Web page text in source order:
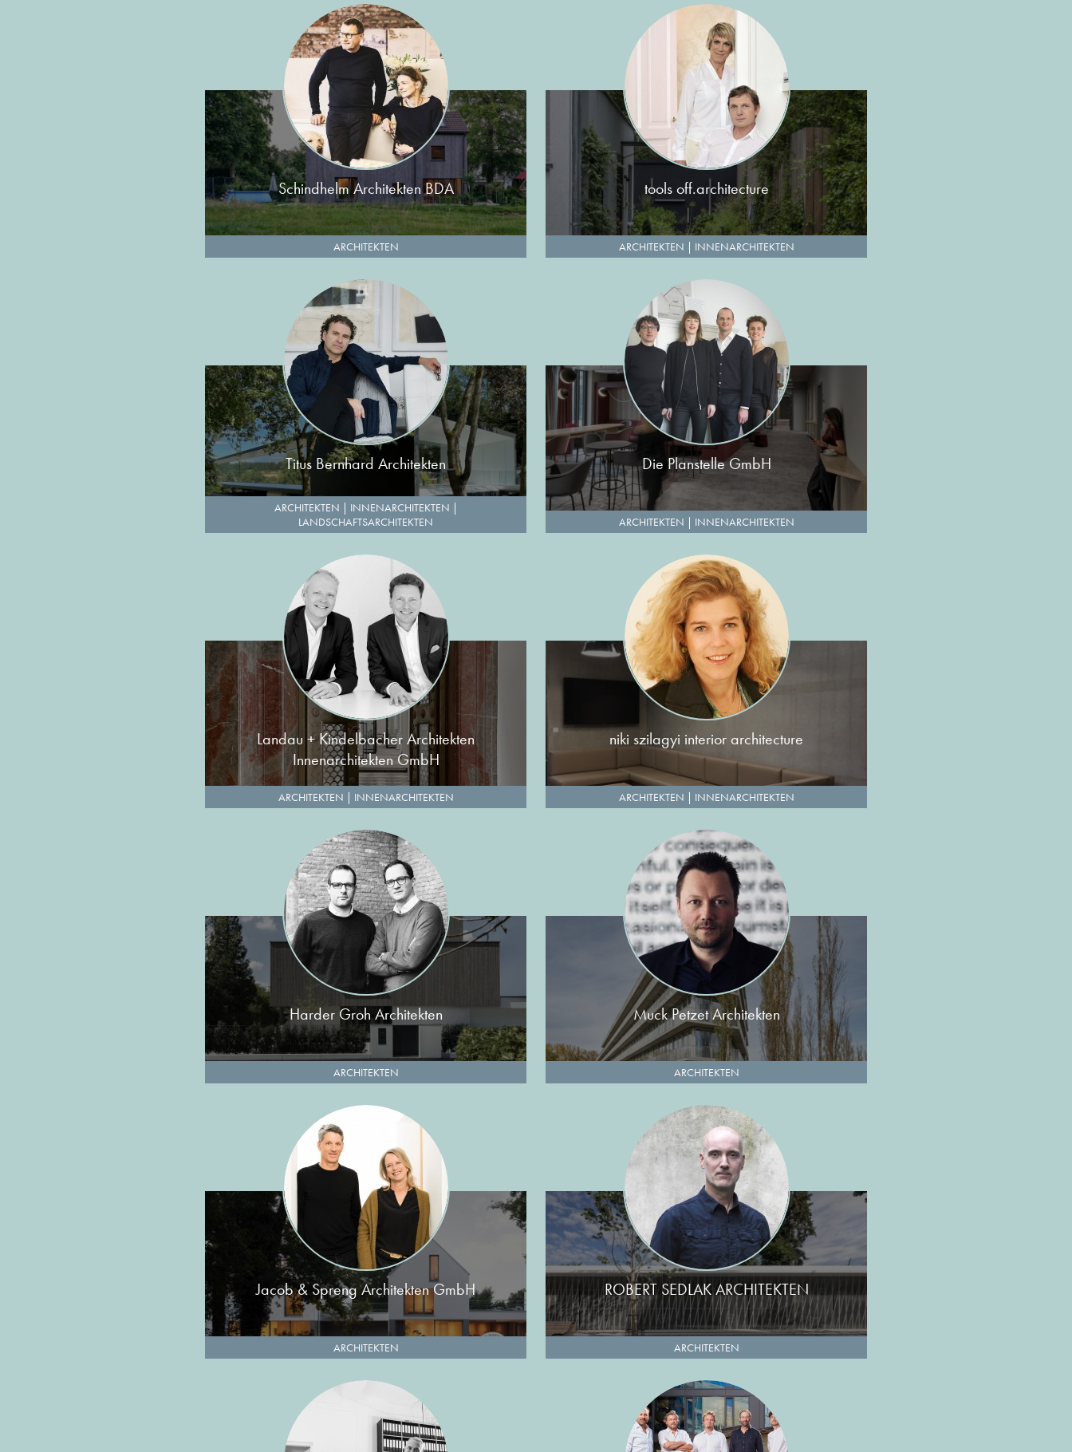
Schindhelm Architekten BDA
ARCHITEKTEN
tools off.architecture
ARCHITEKTEN | INNENARCHITEKTEN
Titus Bernhard Architekten
ARCHITEKTEN | INNENARCHITEKTEN |
LANDSCHAFTSARCHITEKTEN
Die Planstelle GmbH
ARCHITEKTEN | INNENARCHITEKTEN
Landau + Kindelbacher Architekten
Innenarchitekten GmbH
ARCHITEKTEN | INNENARCHITEKTEN
niki szilagyi interior architecture
ARCHITEKTEN | INNENARCHITEKTEN
Harder Groh Architekten
ARCHITEKTEN
Muck Petzet Architekten
ARCHITEKTEN
Jacob & Spreng Architekten GmbH
ARCHITEKTEN
ROBERT SEDLAK ARCHITEKTEN
ARCHITEKTEN